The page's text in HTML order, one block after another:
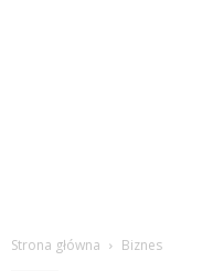
Strona główna Biznes